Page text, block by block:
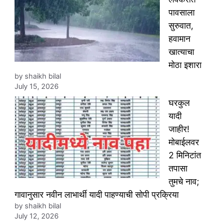
पावसाला
सुरुवात,
हवामान
खात्याचा
मोठा इशारा
by shaikh bilal
July 15, 2026
घरकुल
यादी
जाहीर!
मोबाईलवर
2 मिनिटांत
तपासा
तुमचे नाव;
गावानुसार नवीन लाभार्थी यादी पाहण्याची सोपी प्रक्रिया
by shaikh bilal
July 12, 2026